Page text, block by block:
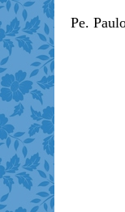
Pe.